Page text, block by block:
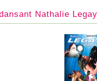
Nathalie Legay